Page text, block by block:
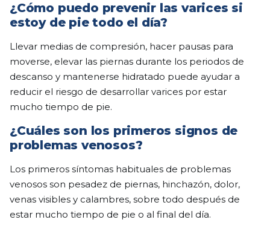
¿Cómo puedo prevenir las varices si
estoy de pie todo el día?
Llevar medias de compresión, hacer pausas para
moverse, elevar las piernas durante los periodos de
descanso y mantenerse hidratado puede ayudar a
reducir el riesgo de desarrollar varices por estar
mucho tiempo de pie.
¿Cuáles son los primeros signos de
problemas venosos?
Los primeros síntomas habituales de problemas
venosos son pesadez de piernas, hinchazón, dolor,
venas visibles y calambres, sobre todo después de
estar mucho tiempo de pie o al final del día.